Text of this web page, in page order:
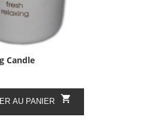
Candle
AU PANIER 